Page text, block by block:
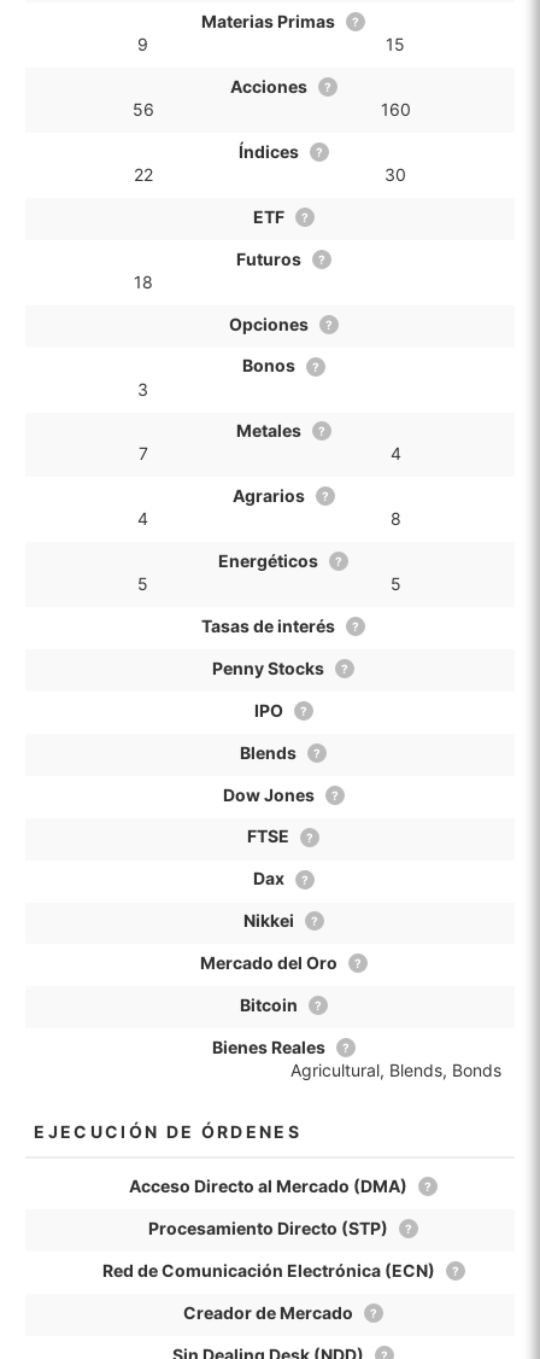
Materias Primas ?
9 15
Acciones ?
56 160
Índices ?
22 30
ETF ?
Futuros ?
18
Opciones ?
Bonos ?
3
Metales ?
7 4
Agrarios ?
4 8
Energéticos ?
5 5
Tasas de interés ?
Penny Stocks ?
IPO ?
Blends ?
Dow Jones ?
FTSE ?
Dax ?
Nikkei ?
Mercado del Oro ?
Bitcoin ?
Bienes Reales ?
Agricultural, Blends, Bonds
EJECUCIÓN DE ÓRDENES
Acceso Directo al Mercado (DMA) ?
Procesamiento Directo (STP) ?
Red de Comunicación Electrónica (ECN) ?
Creador de Mercado ?
Sin Dealing Desk (NDD) ?